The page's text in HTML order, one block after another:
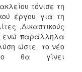
τόνισε τη
έργου για τη
,Δικαστικούς
ενώ παράλληλα
ώστε το νέο
θα γίνει